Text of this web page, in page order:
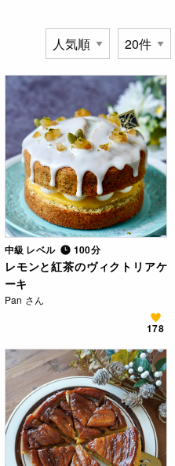
中級 レベル 100分
レモンと紅茶のヴィクトリアケ
ーキ
Pan さん
178